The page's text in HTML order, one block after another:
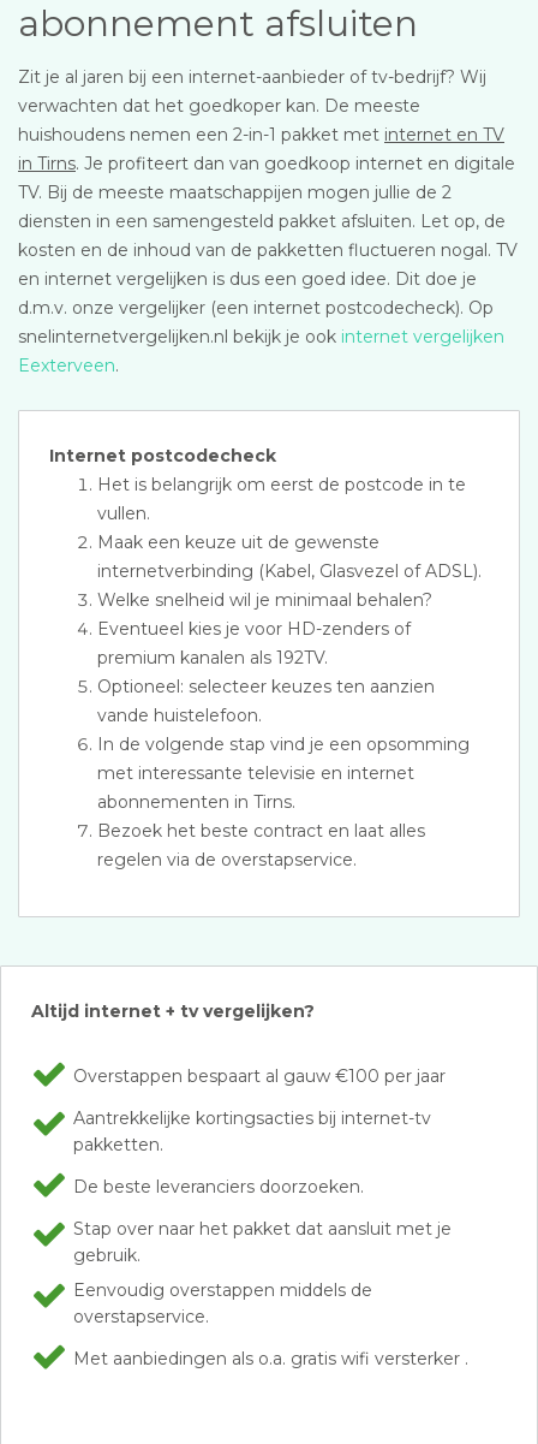
abonnement afsluiten
Zit je al jaren bij een internet-aanbieder of tv-bedrijf? Wij
verwachten dat het goedkoper kan. De meeste
huishoudens nemen een 2-in-1 pakket met internet en TV
in Tirns. Je profiteert dan van goedkoop internet en digitale
TV. Bij de meeste maatschappijen mogen jullie de 2
diensten in een samengesteld pakket afsluiten. Let op, de
kosten en de inhoud van de pakketten fluctueren nogal. TV
en internet vergelijken is dus een goed idee. Dit doe je
d.m.v. onze vergelijker (een internet postcodecheck). Op
snelinternetvergelijken.nl bekijk je ook internet vergelijken
Eexterveen.
Internet postcodecheck
Het is belangrijk om eerst de postcode in te
vullen.
Maak een keuze uit de gewenste
internetverbinding (Kabel, Glasvezel of ADSL).
Welke snelheid wil je minimaal behalen?
Eventueel kies je voor HD-zenders of
premium kanalen als 192TV.
Optioneel: selecteer keuzes ten aanzien
vande huistelefoon.
In de volgende stap vind je een opsomming
met interessante televisie en internet
abonnementen in Tirns.
Bezoek het beste contract en laat alles
regelen via de overstapservice.
Altijd internet + tv vergelijken?
Overstappen bespaart al gauw €100 per jaar
Aantrekkelijke kortingsacties bij internet-tv
pakketten.
De beste leveranciers doorzoeken.
Stap over naar het pakket dat aansluit met je
gebruik.
Eenvoudig overstappen middels de
overstapservice.
Met aanbiedingen als o.a. gratis wifi versterker .